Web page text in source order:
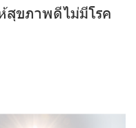
สุขภาพดีไม่มีโรค